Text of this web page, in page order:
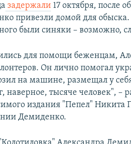
задержали 17 октября, после
привезли домой для
были синяки – возможно,
для помощи беженцам,
Он лично помогал
на машине, размещал у
наверное, тысяче человек", –
издания "Пепел"
Демиденко.